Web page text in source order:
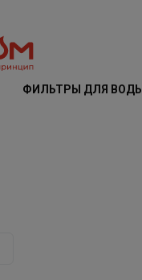
ФИЛЬТРЫ ДЛЯ ВОДЫ